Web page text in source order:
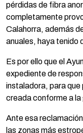
pérdidas de fibra
completamente
Calahorra, además
anuales, haya tenido
Es por ello que el
expediente de
instaladora, para que
creada conforme a
Ante esa
las zonas más